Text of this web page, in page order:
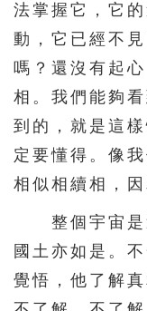
346 347
351 352
362
366 367
371 372
376 377
381 382
386 387
法掌握它，它
動，它已經不
嗎？還沒有起
相。我們能夠
到的，就是這
定要懂得。像
相似相續相，
整個宇宙是
國土亦如是。
覺悟，他了解